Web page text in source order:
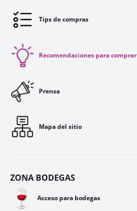
Tips de compras
Recomendaciones para comprar
Prensa
Mapa del sitio
ZONA BODEGAS
🍷 Acceso para bodegas